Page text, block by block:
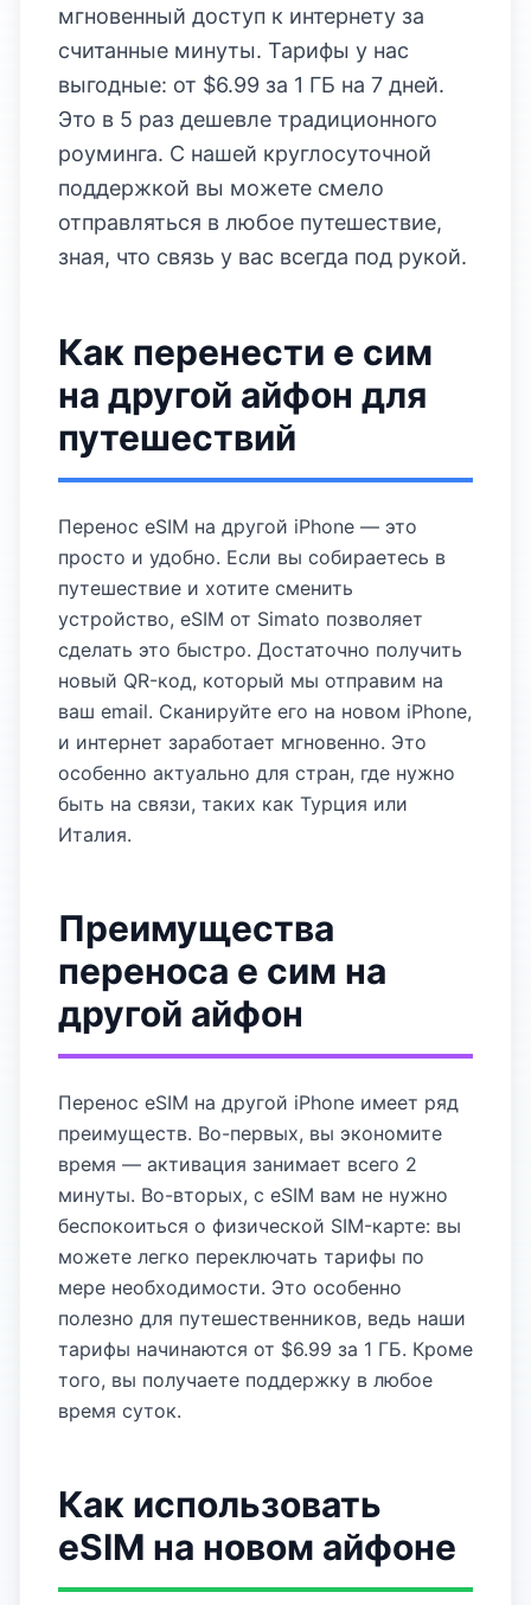
мгновенный доступ к интернету за
считанные минуты. Тарифы у нас
выгодные: от $6.99 за 1 ГБ на 7 дней.
Это в 5 раз дешевле традиционного
роуминга. С нашей круглосуточной
поддержкой вы можете смело
отправляться в любое путешествие,
зная, что связь у вас всегда под рукой.
Как перенести е сим
на другой айфон для
путешествий
Перенос eSIM на другой iPhone — это
просто и удобно. Если вы собираетесь в
путешествие и хотите сменить
устройство, eSIM от Simato позволяет
сделать это быстро. Достаточно получить
новый QR-код, который мы отправим на
ваш email. Сканируйте его на новом iPhone,
и интернет заработает мгновенно. Это
особенно актуально для стран, где нужно
быть на связи, таких как Турция или
Италия.
Преимущества
переноса е сим на
другой айфон
Перенос eSIM на другой iPhone имеет ряд
преимуществ. Во-первых, вы экономите
время — активация занимает всего 2
минуты. Во-вторых, с eSIM вам не нужно
беспокоиться о физической SIM-карте: вы
можете легко переключать тарифы по
мере необходимости. Это особенно
полезно для путешественников, ведь наши
тарифы начинаются от $6.99 за 1 ГБ. Кроме
того, вы получаете поддержку в любое
время суток.
Как использовать
eSIM на новом айфоне